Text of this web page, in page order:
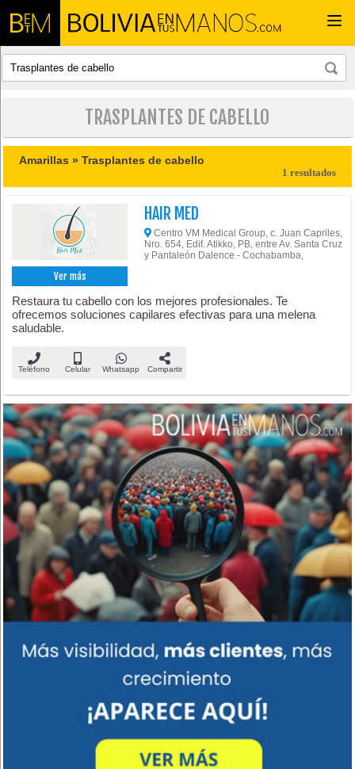
TRASPLANTES DE CABELLO
Amarillas »Trasplantes de cabello
1 resultados
Ver más
HAIR MED
Centro VM Medical Group, c. Juan Capriles,
Nro. 654, Edif. Atikko, PB, entre Av. Santa Cruz
y Pantaleón Dalence - Cochabamba,
Restaura tu cabello con los mejores profesionales. Te
ofrecemos soluciones capilares efectivas para una melena
saludable.
Teléfono Celular Whatsapp Compartir